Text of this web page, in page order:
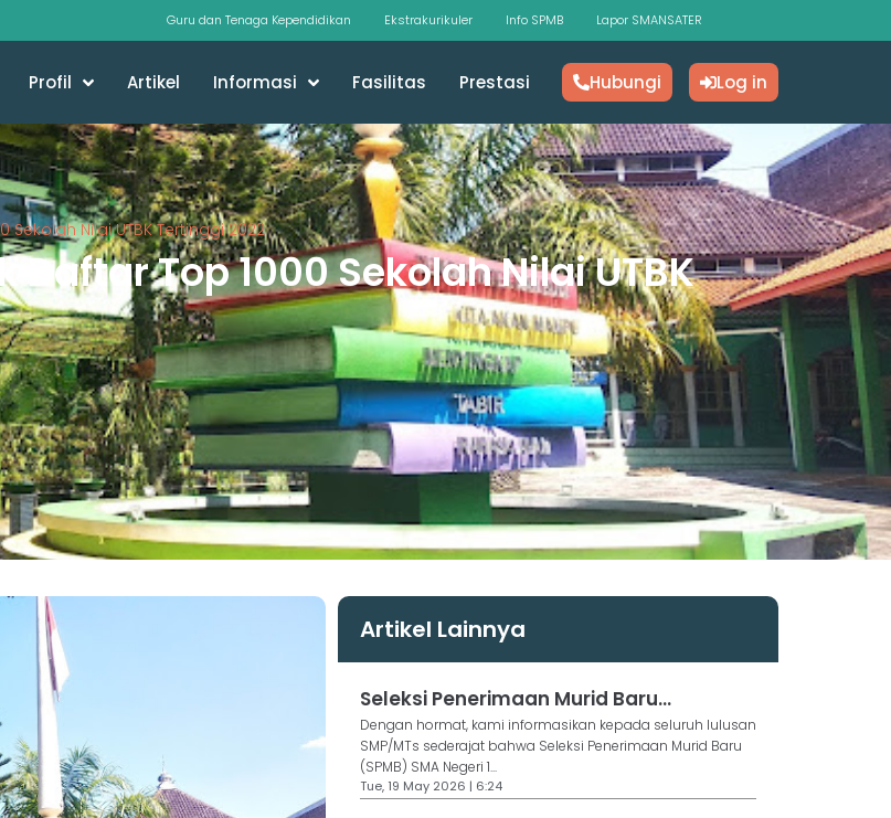
Guru dan Tenaga Kependidikan Ekstrakurikuler Info SPMB Lapor SMANSATER
Profil Artikel Informasi Fasilitas Prestasi Hubungi Log in
Sekolah Nilai UTBK Tertinggi 2022
Daftar Top 1000 Sekolah Nilai UTBK
Artikel Lainnya
Seleksi Penerimaan Murid Baru...
Dengan hormat, kami informasikan kepada seluruh lulusan
SMP/MTs sederajat bahwa Seleksi Penerimaan Murid Baru
(SPMB) SMA Negeri 1...
Tue, 19 May 2026 | 6:24